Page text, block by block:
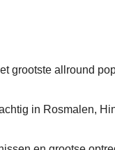
grootste allround
in Rosmalen,